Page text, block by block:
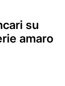
su
amaro